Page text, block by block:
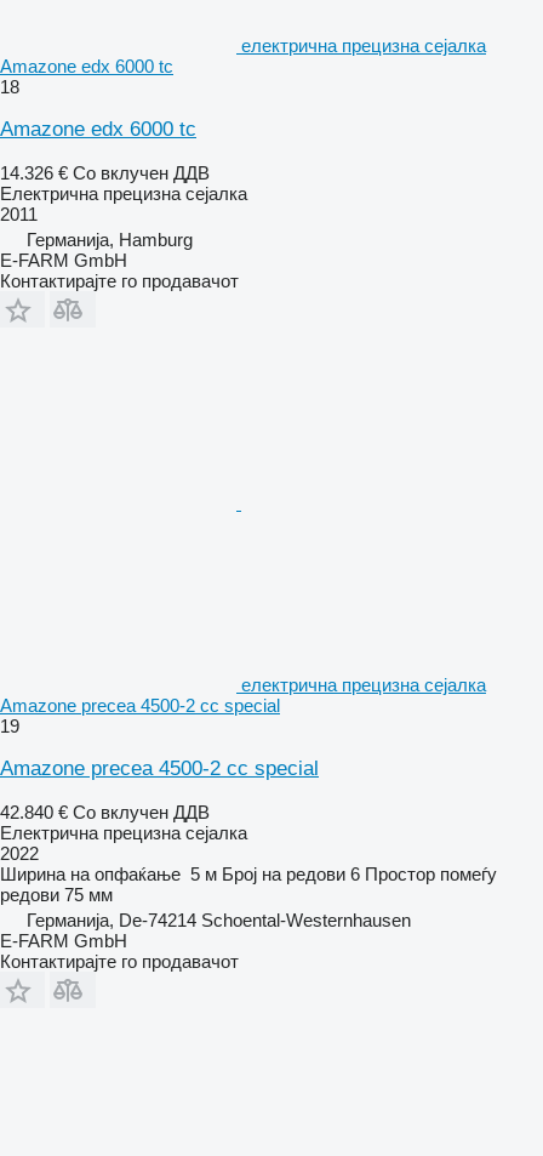
електрична прецизна сејалка
Amazone edx 6000 tc
18
Amazone edx 6000 tc
14.326 € Со вклучен ДДВ
Електрична прецизна сејалка
2011
Германија, Hamburg
E-FARM GmbH
Контактирајте го продавачот
електрична прецизна сејалка
Amazone precea 4500-2 cc special
19
Amazone precea 4500-2 cc special
42.840 € Со вклучен ДДВ
Електрична прецизна сејалка
2022
Ширина на опфаќање 5 м Број на редови 6 Простор помеѓу
редови 75 мм
Германија, De-74214 Schoental-Westernhausen
E-FARM GmbH
Контактирајте го продавачот